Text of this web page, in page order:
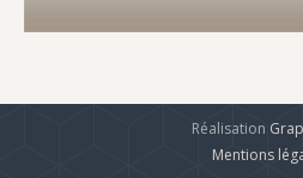
Réalisation
Mentions